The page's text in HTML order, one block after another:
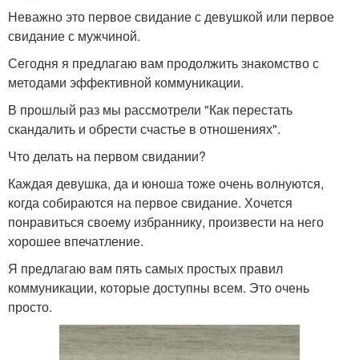
Неважно это первое свидание с девушкой или первое
свидание с мужчиной.
Сегодня я предлагаю вам продолжить знакомство с
методами эффективной коммуникации.
В прошлый раз мы рассмотрели "Как перестать
скандалить и обрести счастье в отношениях".
Что делать на первом свидании?
Каждая девушка, да и юноша тоже очень волнуются,
когда собираются на первое свидание. Хочется
понравиться своему избраннику, произвести на него
хорошее впечатление.
Я предлагаю вам пять самых простых правил
коммуникации, которые доступны всем. Это очень
просто.